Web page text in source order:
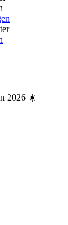
2026 ☀️